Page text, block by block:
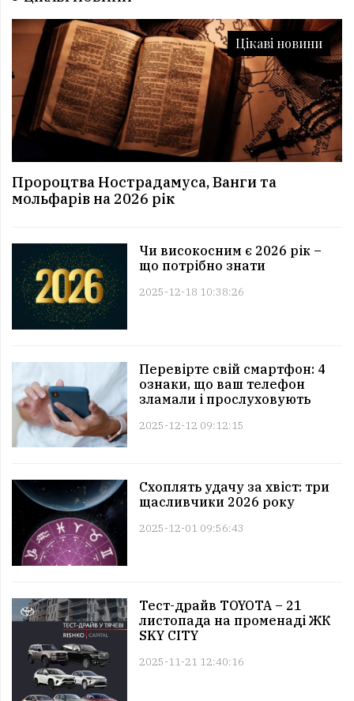
Цікаві новини
Пророцтва Нострадамуса, Ванги та
мольфарів на 2026 рік
Чи високосним є 2026 рік –
що потрібно знати
2025-12-18 10:38:26
Перевірте свій смартфон: 4
ознаки, що ваш телефон
зламали і прослуховують
2025-12-12 09:12:15
Схоплять удачу за хвіст: три
щасливчики 2026 року
2025-12-01 09:56:43
Тест-драйв TOYOTA – 21
листопада на променаді ЖК
SKY CITY
2025-11-21 12:40:16